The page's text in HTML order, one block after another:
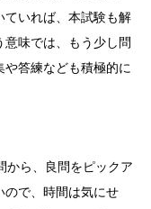
ていれば、本試験も解
味では、もう少し問
答練なども積極的に
から、良問をピックア
ので、時間は気にせ